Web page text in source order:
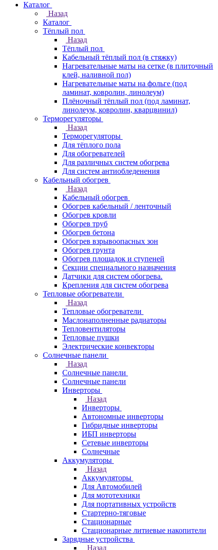
Каталог
Назад
Каталог
Тёплый пол
Назад
Тёплый пол
Кабельный тёплый пол (в стяжку)
Нагревательные маты на сетке (в плиточный
клей, наливной пол)
Нагревательные маты на фольге (под
ламинат, ковролин, линолеум)
Плёночный тёплый пол (под ламинат,
линолеум, ковролин, кварцвинил)
Терморегуляторы
Назад
Терморегуляторы
Для тёплого пола
Для обогревателей
Для различных систем обогрева
Для систем антиобледенения
Кабельный обогрев
Назад
Кабельный обогрев
Обогрев кабельный / ленточный
Обогрев кровли
Обогрев труб
Обогрев бетона
Обогрев взрывоопасных зон
Обогрев грунта
Обогрев площадок и ступеней
Секции специального назначения
Датчики для систем обогрева.
Крепления для систем обогрева
Тепловые обогреватели
Назад
Тепловые обогреватели
Маслонаполненные радиаторы
Тепловентиляторы
Тепловые пушки
Электрические конвекторы
Солнечные панели
Назад
Солнечные панели
Солнечные панели
Инверторы
Назад
Инверторы
Автономные инверторы
Гибридные инверторы
ИБП инверторы
Сетевые инверторы
Солнечные
Аккумуляторы
Назад
Аккумуляторы
Для Автомобилей
Для мототехники
Для портативных устройств
Стартерно-тяговые
Стационарные
Стационарные литиевые накопители
Зарядные устройства
Назад